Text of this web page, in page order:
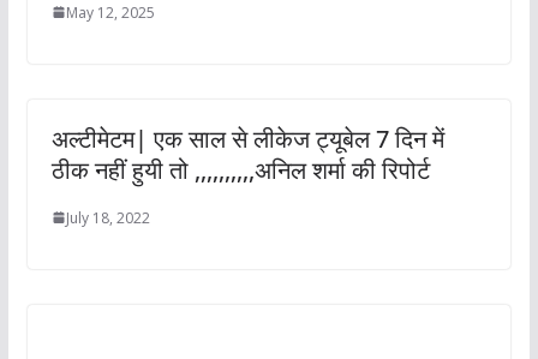
May 12, 2025
अल्टीमेटम| एक साल से लीकेज ट्यूबेल 7 दिन में
ठीक नहीं हुयी तो ,,,,,,,,,,अनिल शर्मा की रिपोर्ट
July 18, 2022